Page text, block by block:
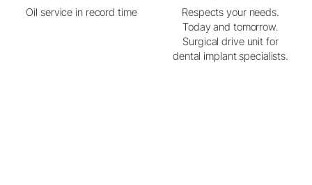
Oil service in record time
Respects your needs.
Today and tomorrow.
Surgical drive unit for
dental implant specialists.